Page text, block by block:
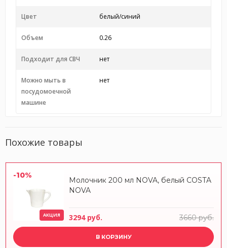
Цвет белый/синий
Объем 0.26
Подходит для СВЧ нет
Можно мыть в
посудомоечной
машине
нет
Похожие товары
-10%
АКЦИЯ
Молочник 200 мл NOVA, белый COSTA
NOVA
3294 руб. 3660 руб.
В КОРЗИНУ